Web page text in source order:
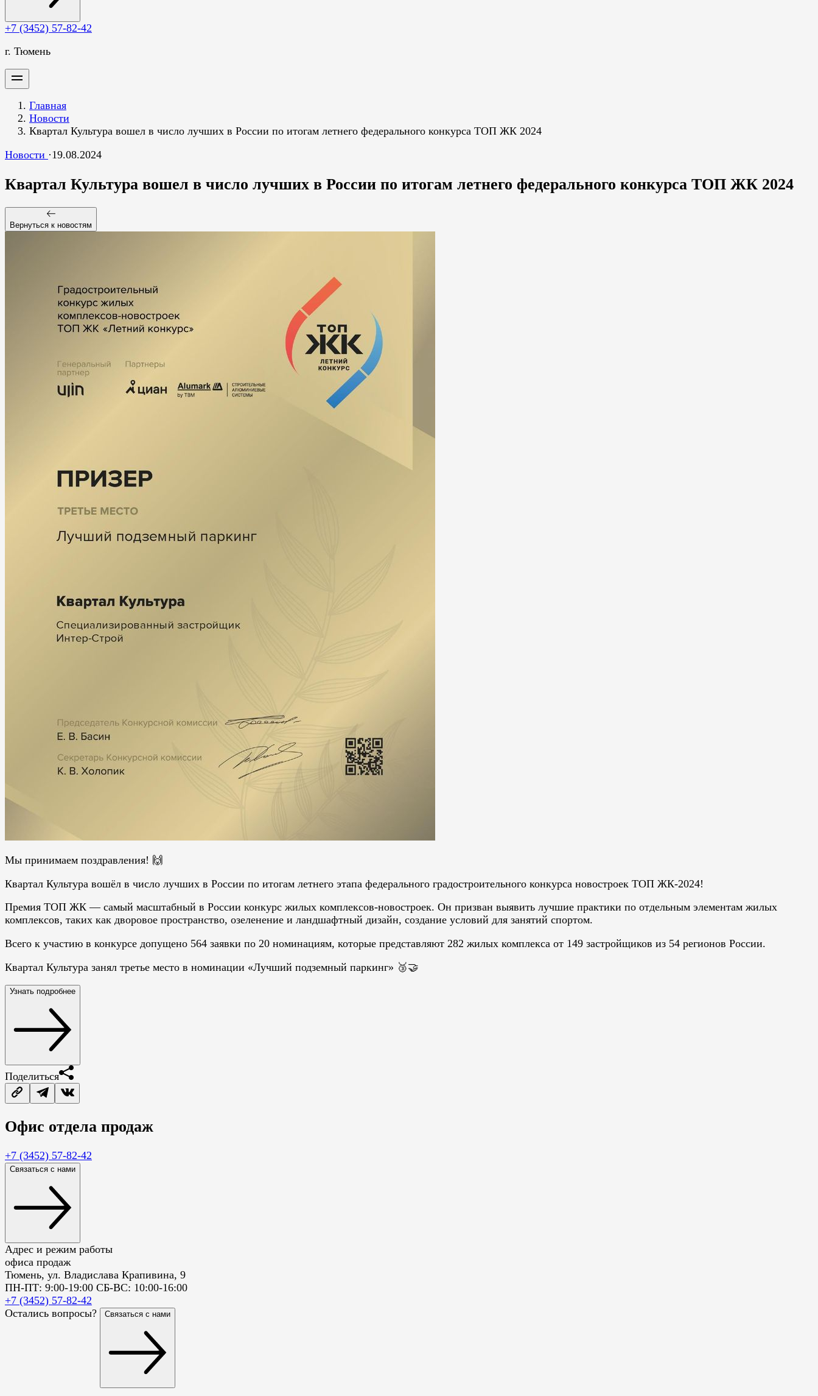
+7 (3452) 57-82-42
г. Тюмень
Главная
Новости
Квартал Культура вошел в число лучших в России по итогам летнего федерального конкурса ТОП ЖК 2024
Новости ·19.08.2024
Квартал Культура вошел в число лучших в России по итогам летнего федерального конкурса ТОП ЖК 2024
Вернуться к новостям
Мы принимаем поздравления! 🙌
Квартал Культура вошёл в число лучших в России по итогам летнего этапа федерального градостроительного конкурса новостроек ТОП ЖК-2024!
Премия ТОП ЖК — самый масштабный в России конкурс жилых комплексов-новостроек. Он призван выявить лучшие практики по отдельным элементам жилых
комплексов, таких как дворовое пространство, озеленение и ландшафтный дизайн, создание условий для занятий спортом.
Всего к участию в конкурсе допущено 564 заявки по 20 номинациям, которые представляют 282 жилых комплекса от 149 застройщиков из 54 регионов России.
Квартал Культура занял третье место в номинации «Лучший подземный паркинг» 🥉🤝
Узнать подробнее
Поделиться
Офис отдела продаж
+7 (3452) 57-82-42
Связаться с нами
Адрес и режим работы
офиса продаж
Тюмень, ул. Владислава Крапивина, 9
ПН-ПТ: 9:00-19:00 СБ-ВС: 10:00-16:00
+7 (3452) 57-82-42
Остались вопросы?
Связаться с нами